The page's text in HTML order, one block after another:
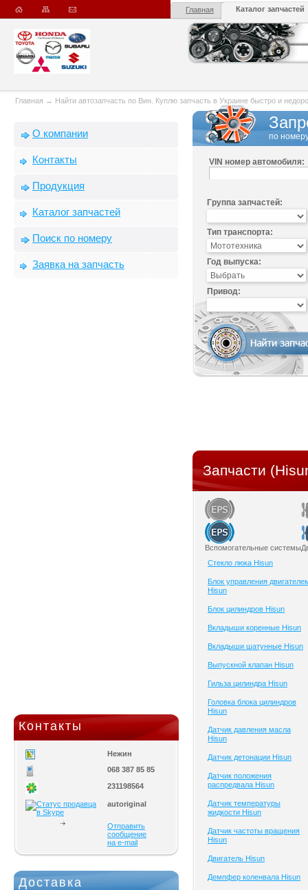
Главная Каталог запчастей
Главная → Найти автозапчасть по Вин. Куплю запчасть в Украине быстро и
О компании
Контакты
Продукция
Каталог запчастей
Поиск по номеру
Заявка на запчасть
Контакты
Нежин
068 387 85 85
231198564
autoriginal
Отправить
сообщение
на e-mail
Доставка
по
VIN номер автомобиля:
Группа запчастей:
Тип транспорта:
Год выпуска:
Привод:
Запчасти
Вспомогательные системы
Cтекло люка Hisun
Блок управления
Hisun
Блок цилиндров Hisun
Вкладыши коренные Hisun
Вкладыши шатунные Hisun
Выпускной клапан Hisun
Гильза цилиндра Hisun
Головка блока цилиндров
Hisun
Датчик давления масла
Hisun
Датчик детонации Hisun
Датчик положения
распредвала Hisun
Датчик температуры
жидкости Hisun
Датчик частоты вращения
Hisun
Двигатель Hisun
Демпфер коленвала Hisun